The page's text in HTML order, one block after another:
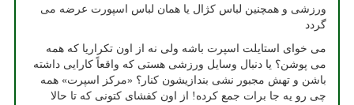
ورزشی و همچنین لباس كژال یا همان لباس اسپورت عرضه می
گردد
می خوای استایلت اسپرت باشه ولی نه از اون تکراریا که همه
می پوشن؟ یا دنبال وسایل ورزشی هستی که واقعاً کارایی داشته
باشن و تهش مجبور نشی بندازیشون کنار؟ «مرکز اسپرت» همه
چی رو یه جا برات جمع کرده! از اون کفشای کتونی که تا حالا